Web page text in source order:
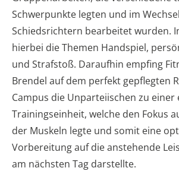
Schwerpunkte legten und im
Schiedsrichtern bearbeitet wurden.
hierbei die Themen Handspiel,
und Strafstoß. Daraufhin empfing
Brendel auf dem perfekt gepflegten
Campus die Unparteiischen zu einer
Trainingseinheit, welche den Fokus
der Muskeln legte und somit eine
Vorbereitung auf die anstehende
am nächsten Tag darstellte.